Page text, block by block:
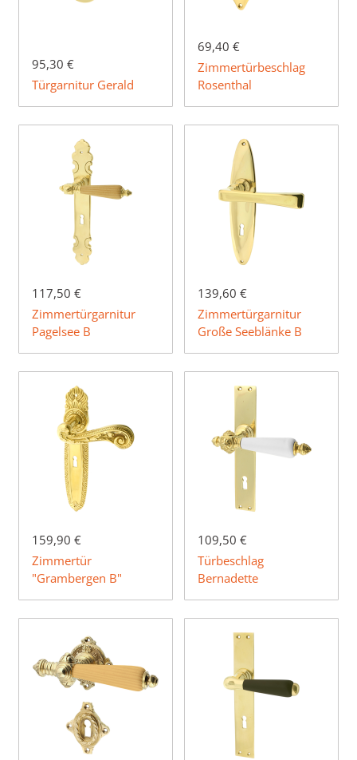
95,30 €
Türgarnitur Gerald
69,40 €
Zimmertürbeschlag
Rosenthal
117,50 €
Zimmertürgarnitur
Pagelsee B
139,60 €
Zimmertürgarnitur
Große Seeblänke B
159,90 €
Zimmertür
"Grambergen B"
109,50 €
Türbeschlag
Bernadette